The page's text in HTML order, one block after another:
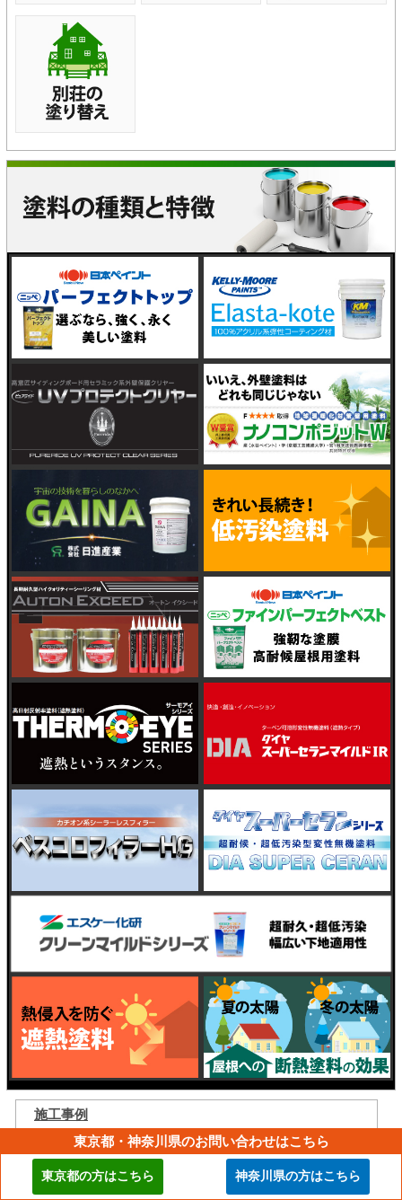
施工事例
現場ブログ
お客様の声
東京都・神奈川県のお問い合わせはこちら
東京都の方はこちら 神奈川県の方はこちら